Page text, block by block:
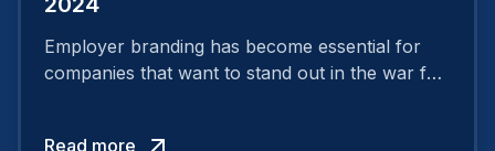
Employer branding has become essential for
companies that want to stand out in the war for
Read more